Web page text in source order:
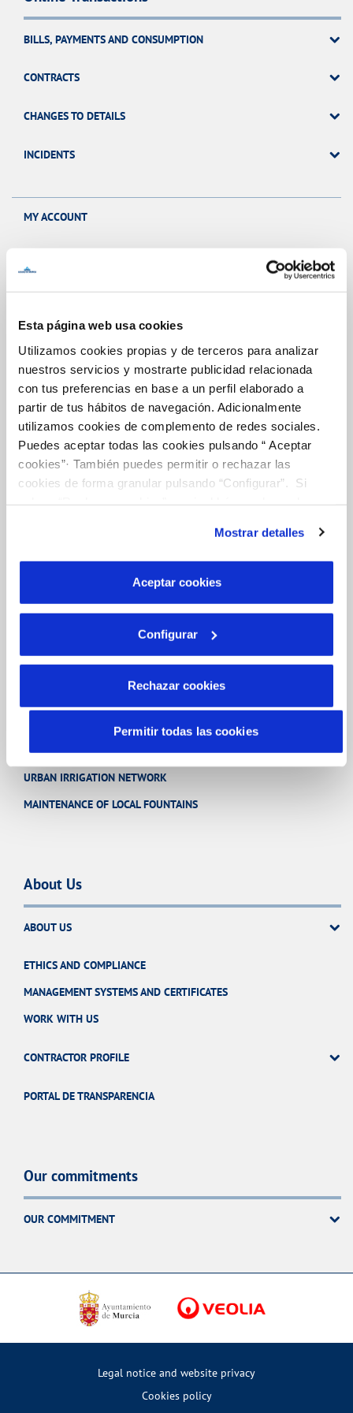
Esta página web usa cookies
Utilizamos cookies propias y de terceros para analizar
nuestros servicios y mostrarte publicidad relacionada
con tus preferencias en base a un perfil elaborado a
partir de tus hábitos de navegación. Adicionalmente
utilizamos cookies de complemento de redes sociales.
Puedes aceptar todas las cookies pulsando “ Aceptar
cookies”· También puedes permitir o rechazar las
cookies de forma granular pulsando “Configurar”. Si
son indispensables para que el sitio web funcione y que
por tanto no se pueden desactivar. Puedes consultar
más información en nuestraPolítica de Cookies
Mostrar detalles
Aceptar cookies
Configurar
Rechazar cookies
Permitir todas las cookies
BILLS, PAYMENTS AND CONSUMPTION
CONTRACTS
CHANGES TO DETAILS
INCIDENTS
MY ACCOUNT
Your Service
ABOUT YOUR BILLING
CUSTOMER SERVICES
SERVICE COMMITMENT
OUR ROLE IN THE URBAN CYCLE
QUALITY
WATER CARE
Other Services
URBAN IRRIGATION NETWORK
MAINTENANCE OF LOCAL FOUNTAINS
About Us
ABOUT US
ETHICS AND COMPLIANCE
MANAGEMENT SYSTEMS AND CERTIFICATES
WORK WITH US
CONTRACTOR PROFILE
PORTAL DE TRANSPARENCIA
Our commitments
OUR COMMITMENT
Legal notice and website privacy
Cookies policy